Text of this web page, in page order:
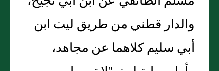
والدار قطني من طريق ليث ابن
أبي سليم كلاهما عن مجاهد،